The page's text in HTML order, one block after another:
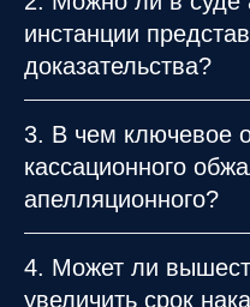
инстанции
доказательства?
3. В чем ключевое
кассационного
апелляционного?
4. Может ли
увеличить срок